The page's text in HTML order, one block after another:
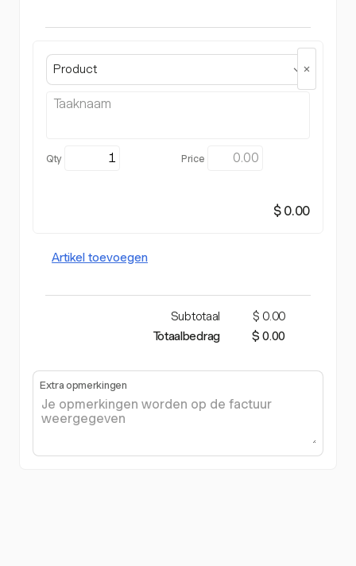
Product
$ 0.00
Artikel toevoegen
Subtotaal
$ 0.00
Totaalbedrag
$ 0.00
Extra opmerkingen